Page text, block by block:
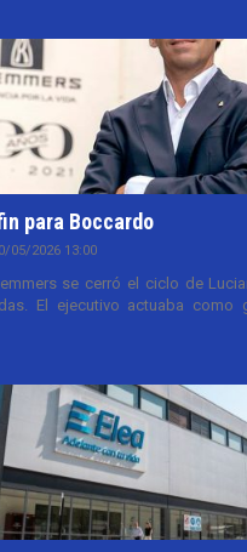
para Boccardo
05/2026 13:00
se cerró el ciclo de
El ejecutivo actuaba como